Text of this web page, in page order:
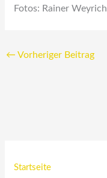
Fotos: Rainer Weyrich
← Vorheriger Beitrag
Startseite